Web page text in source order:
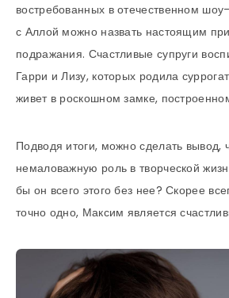
востребованных в отечественном
с Аллой можно назвать настоящим
подражания. Счастливые супруги
Гарри и Лизу, которых родила
живет в роскошном замке,
Подводя итоги, можно сделать вывод,
немаловажную роль в творческой
бы он всего этого без нее? Скорее
точно одно, Максим является